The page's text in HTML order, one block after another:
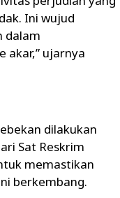
Ini wujud
dalam
akar,” ujarnya
dilakukan
Sat Reskrim
memastikan
berkembang.